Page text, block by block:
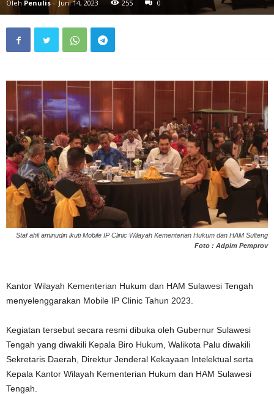
Oleh Penulis - Juni 14, 2023 255 0
Staf ahli aminudin ikuti Mobile IP Clinic Wilayah Kementerian Hukum dan HAM Sulteng
Foto : Adpim Pemprov
Kantor Wilayah Kementerian Hukum dan HAM Sulawesi Tengah
menyelenggarakan Mobile IP Clinic Tahun 2023.
Kegiatan tersebut secara resmi dibuka oleh Gubernur Sulawesi
Tengah yang diwakili Kepala Biro Hukum, Walikota Palu diwakili
Sekretaris Daerah, Direktur Jenderal Kekayaan Intelektual serta
Kepala Kantor Wilayah Kementerian Hukum dan HAM Sulawesi
Tengah.